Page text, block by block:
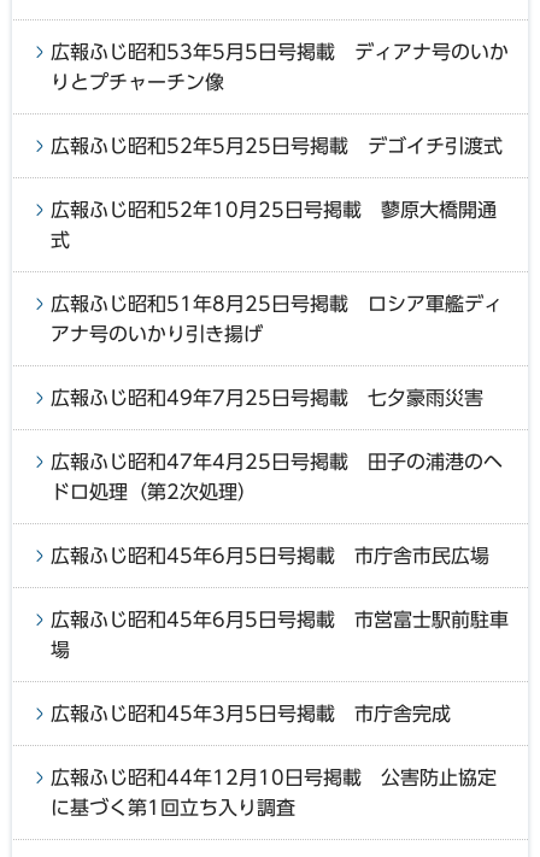
広報ふじ昭和53年5月5日号掲載 ディアナ号のいか
りとプチャーチン像
広報ふじ昭和52年5月25日号掲載 デゴイチ引渡式
広報ふじ昭和52年10月25日号掲載 蓼原大橋開通
式
広報ふじ昭和51年8月25日号掲載 ロシア軍艦ディ
アナ号のいかり引き揚げ
広報ふじ昭和49年7月25日号掲載 七夕豪雨災害
広報ふじ昭和47年4月25日号掲載 田子の浦港のヘ
ドロ処理（第2次処理）
広報ふじ昭和45年6月5日号掲載 市庁舎市民広場
広報ふじ昭和45年6月5日号掲載 市営富士駅前駐車
場
広報ふじ昭和45年3月5日号掲載 市庁舎完成
広報ふじ昭和44年12月10日号掲載 公害防止協定
に基づく第1回立ち入り調査